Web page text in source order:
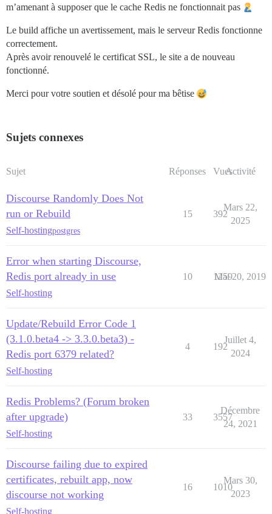
## Les plugins vont ici
hooks:
  after_code:
    - exec:
        cd: $home/plugins
- git clone https://github.com/discourse/
- git clone https://github.com/
- git clone https://github.com/gdpelican/
- git clone https://github.com/
- git clone https://github.com/discourse/
- git clone https://github.com/iunctis/
- git clone https://github.com/gdpelican/
- git clone https://github.com/
- git clone https://github.com/
- git clone https://github.com/
## Toutes les commandes personnalisées à exécuter
  - exec: echo "Début des commandes personnalisées"
## Après avoir reçu le premier email
##- exec: rails r
m’amenant à supposer que le cache Redis ne fonctionnait pas
Le build affiche un avertissement, mais le serveur Redis fonctionne
correctement.
Après avoir renouvelé le certificat SSL, le site a de nouveau
fonctionné.
Merci pour votre soutien et désolé pour ma bêtise
Sujets connexes
Sujet Réponses VuesActivité
Discourse Randomly Does Not
run or Rebuild
Self-hostingpostgres
15 392
Mars 22,
2025
Error when starting Discourse,
Redis port already in use
Self-hosting
10 1259
Mai 20, 2019
Update/Rebuild Error Code 1
(3.1.0.beta4 -> 3.3.0.beta3) -
Redis port 6379 related?
Self-hosting
4 192
Juillet 4,
2024
Redis Problems? (Forum broken
after upgrade)
Self-hosting
33 3557
Décembre
24, 2021
Discourse failing due to expired
certificates, rebuilt app, now
discourse not working
Self-hosting
16 1010
Mars 30,
2023